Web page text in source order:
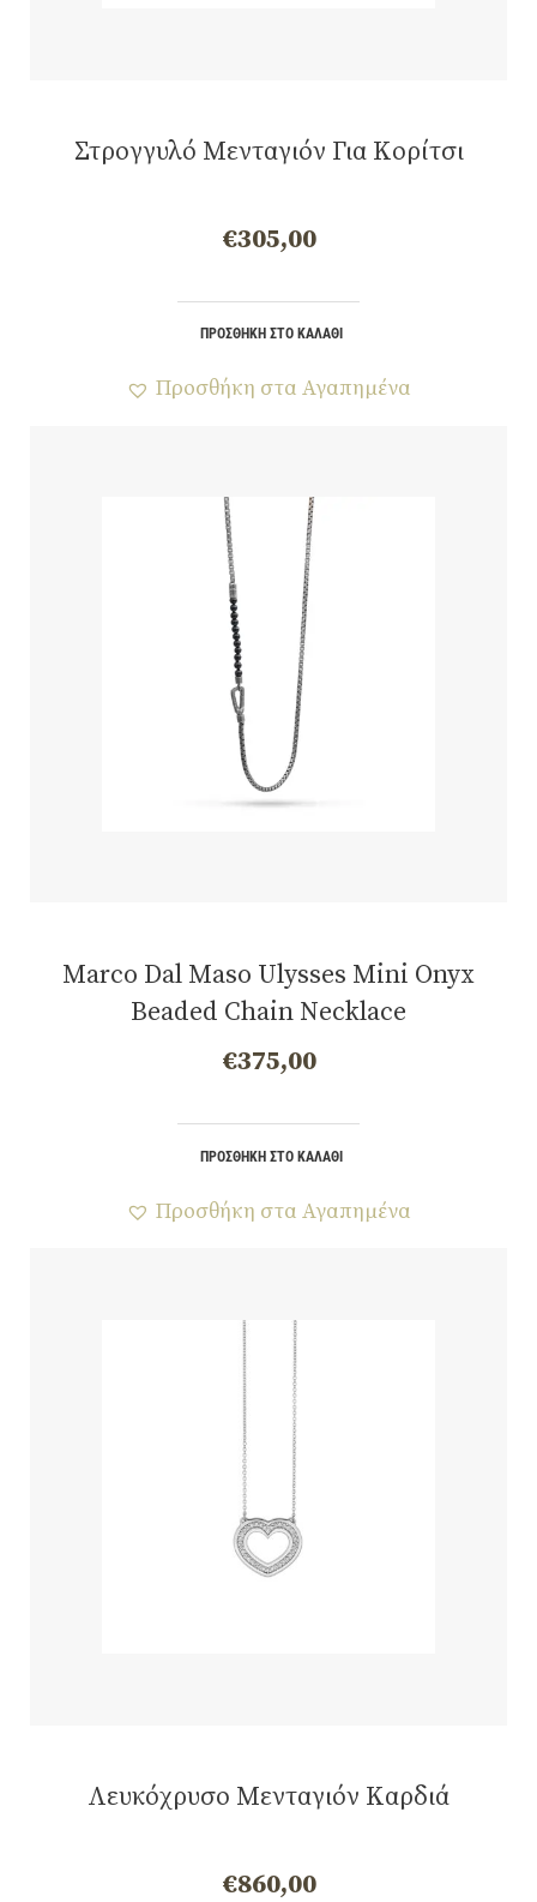
Στρογγυλό Μενταγιόν Για Κορίτσι
€305,00
ΠΡΟΣΘΉΚΗ ΣΤΟ ΚΑΛΆΘΙ
Προσθήκη στα Αγαπημένα
Marco Dal Maso Ulysses Mini Onyx
Beaded Chain Necklace
€375,00
ΠΡΟΣΘΉΚΗ ΣΤΟ ΚΑΛΆΘΙ
Προσθήκη στα Αγαπημένα
Λευκόχρυσο Μενταγιόν Καρδιά
€860,00